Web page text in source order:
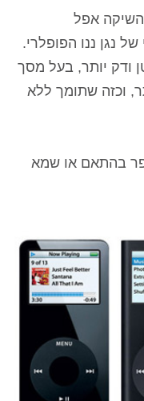
השיקה אפל
של נגן ננו הפופלרי.
ודק יותר, בעל מסך
וכזה שתומך ללא
בהתאם או שמא